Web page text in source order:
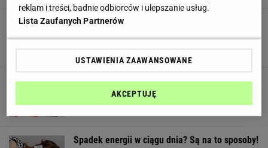
Kawa przed treningiem: pić czy nie pić?
ENERGIA KAWA KAWA KALORIE PRZED TRENINGIEM
Hałas ma ogromny wpływ na jakość pracy
ZMĘCZENIE
Spadek energii w ciągu dnia? Są na to sposoby!
reklam i treści, badnie odbiorców i ulepszanie usług.
Lista Zaufanych Partnerów
USTAWIENIA ZAAWANSOWANE
AKCEPTUJĘ